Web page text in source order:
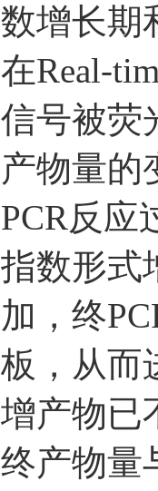
数增长期
在Real-
信号被荧
产物量的
PCR反应
指数形式
加，终
板，从而
增产物已
终产物量